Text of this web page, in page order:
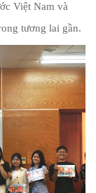
Việt Nam và
tương lai gần.